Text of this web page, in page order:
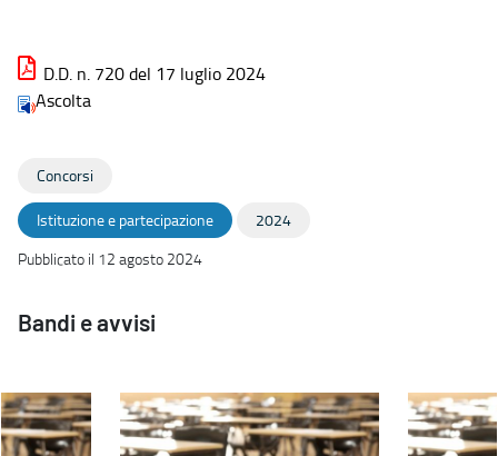
D.D. n. 720 del 17 luglio 2024
Ascolta
Concorsi
Istituzione e partecipazione
2024
Pubblicato il 12 agosto 2024
Bandi e avvisi